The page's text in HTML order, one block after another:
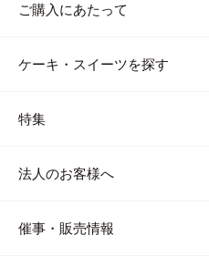
ご購入にあたって
ケーキ・スイーツを探す
特集
法人のお客様へ
催事・販売情報